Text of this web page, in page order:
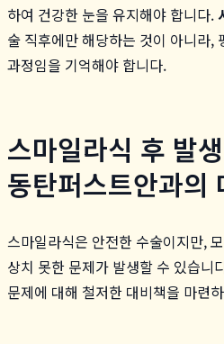
하여 건강한 눈을 유지해야 합니다.
술 직후에만 해당하는 것이 아니라,
과정임을 기억해야 합니다.
스마일라식 후 발
동탄퍼스트안과의
스마일라식은 안전한 수술이지만,
상치 못한 문제가 발생할 수 있습니
문제에 대해 철저한 대비책을 마련